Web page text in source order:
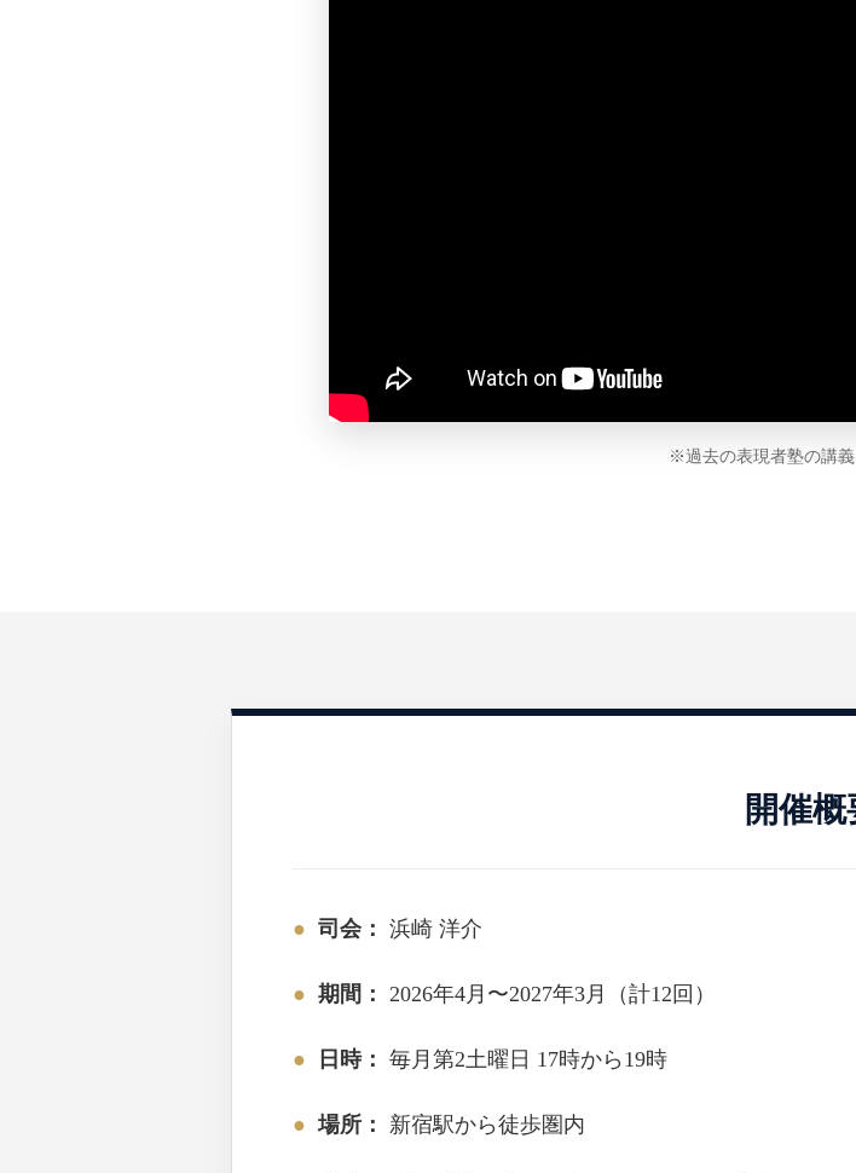
※過去の表現者塾の講
開催概
● 司会： 浜崎 洋介
● 期間： 2026年4月〜2027年3月（計12回）
● 日時： 毎月第2土曜日 17時から19時
● 場所： 新宿駅から徒歩圏内